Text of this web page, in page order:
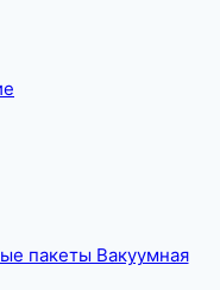
пакеты Вакуумная